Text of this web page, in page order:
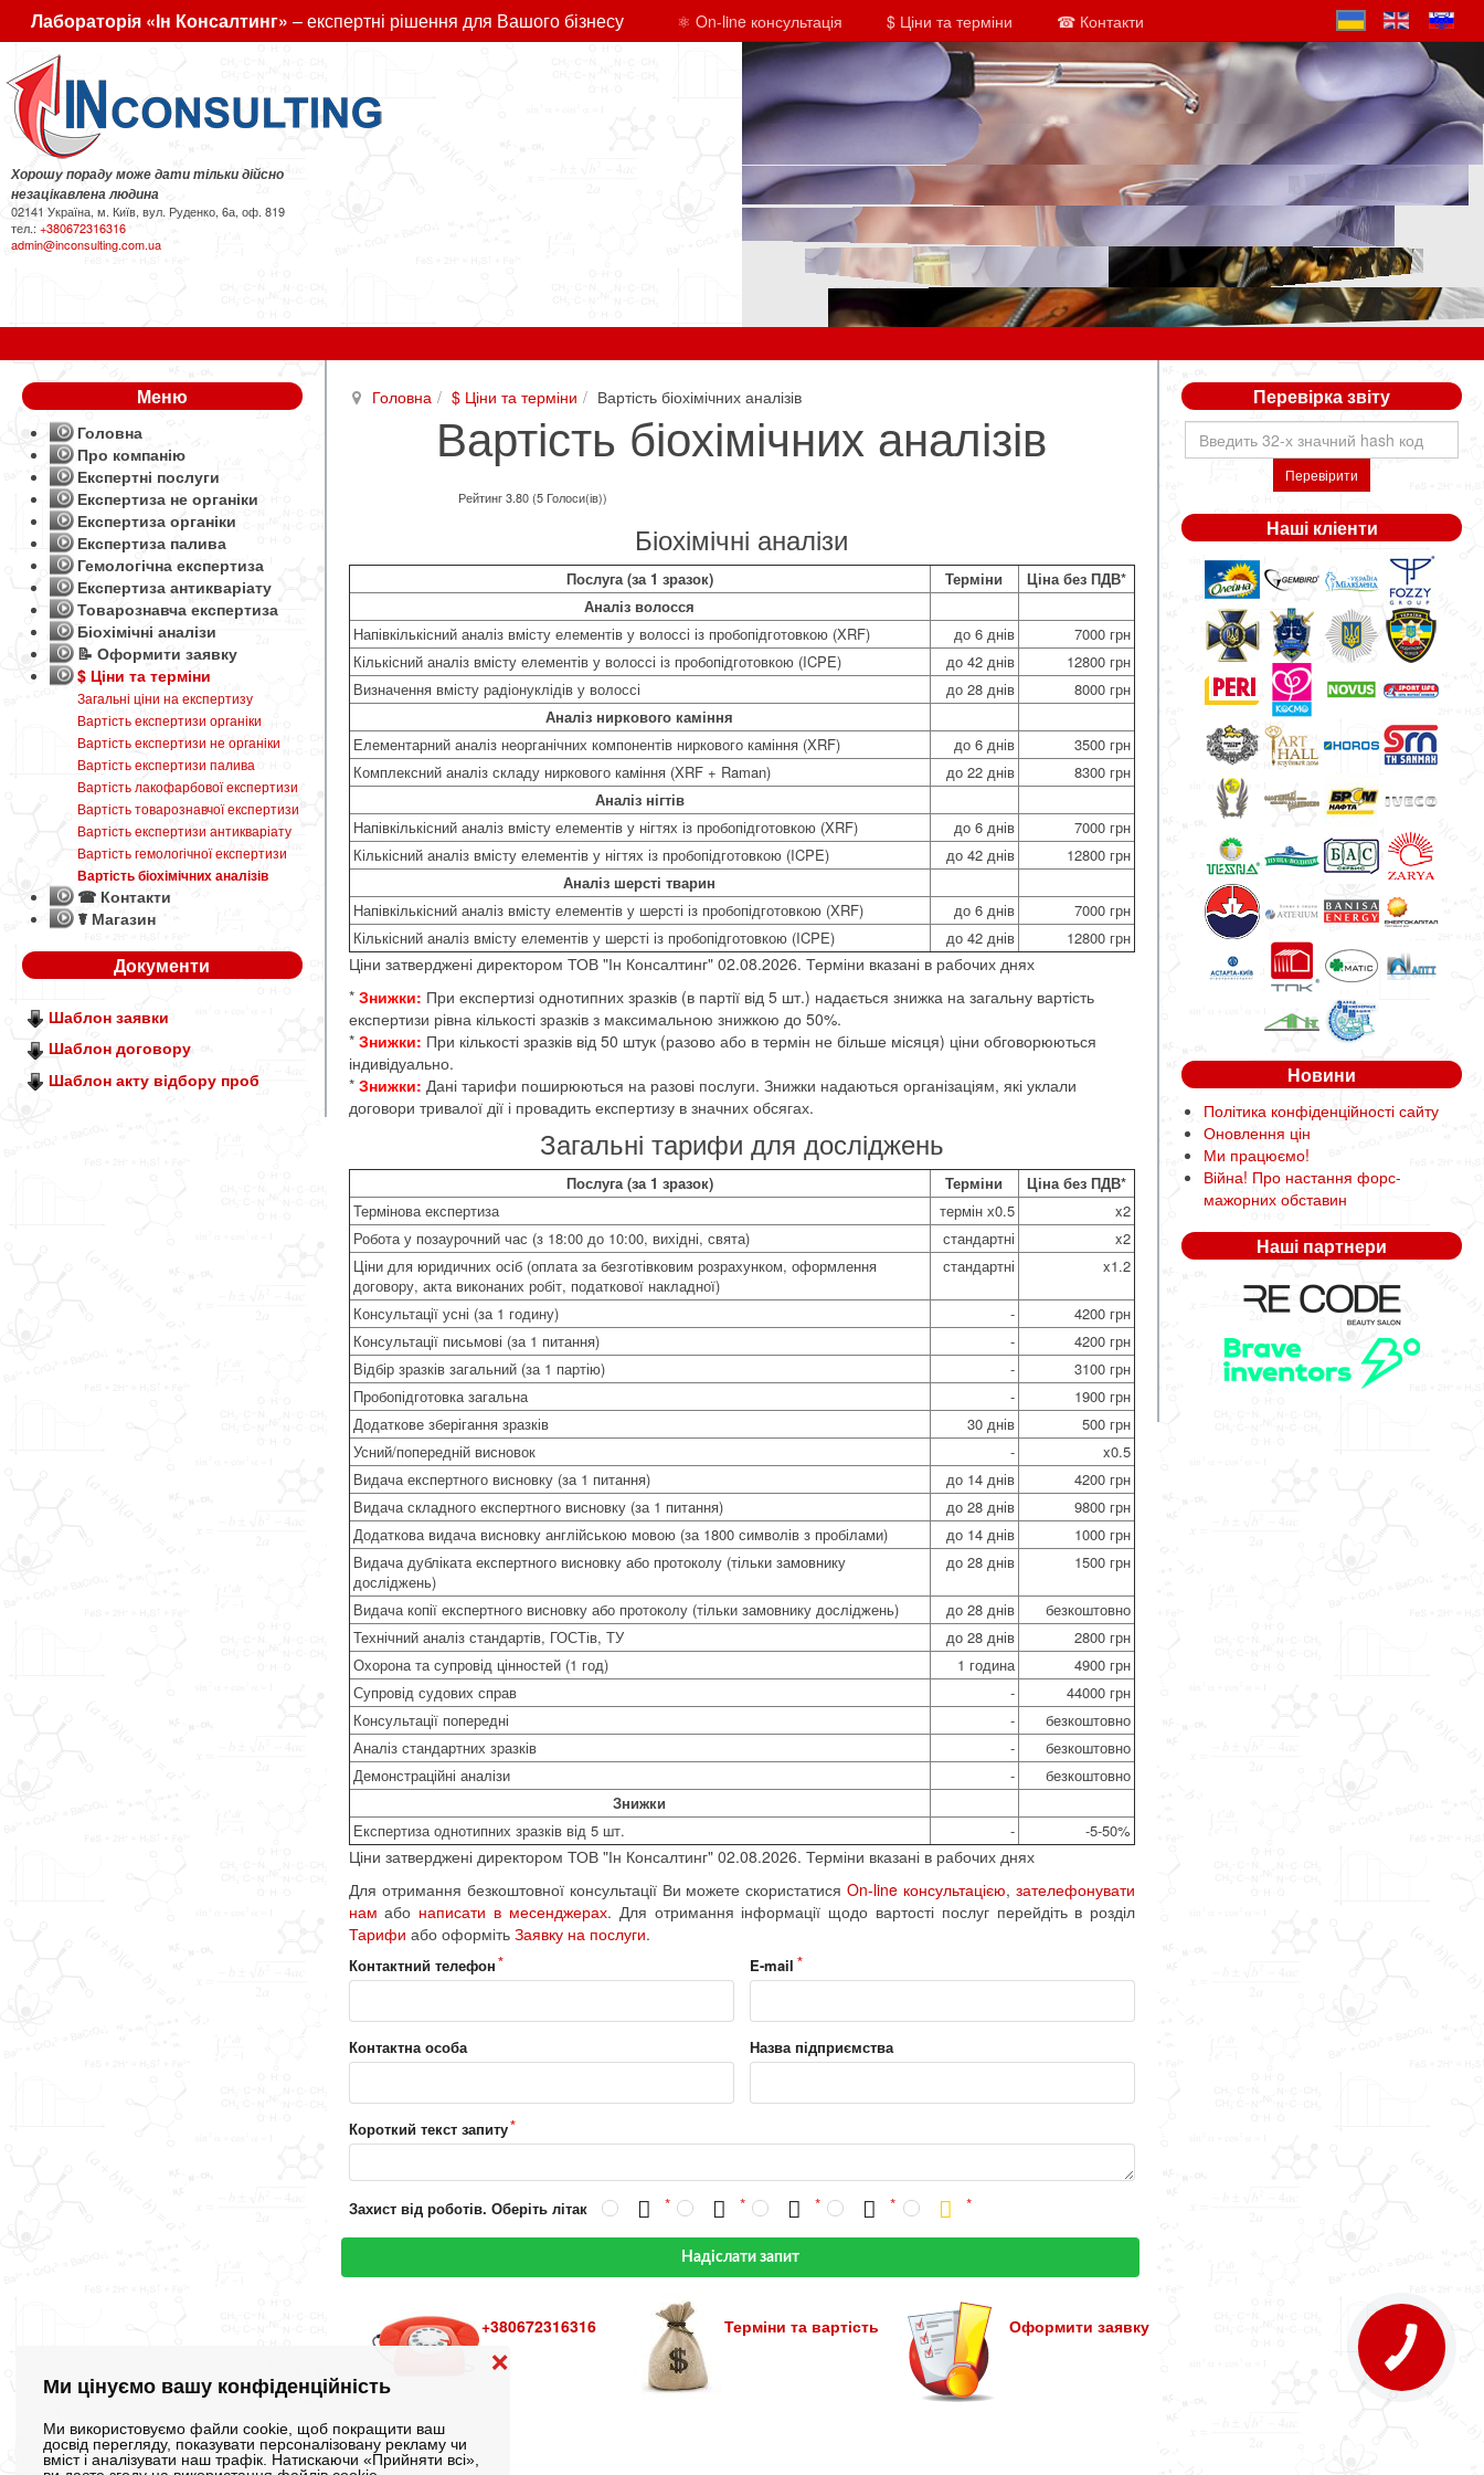
Ми цінуємо вашу конфіденційність
Ми використовуємо файли cookie, щоб покращити ваш
досвід перегляду, показувати персоналізовану рекламу чи
вміст і аналізувати наш трафік. Натискаючи «Прийняти всі»,
❌
Лабораторія «Ін Консалтинг» – експертні рішення для Вашого бізнесу ⚛ On-line консультація $ Ціни та терміни ☎ Контакти
Хорошу пораду може дати тільки дійсно
незацікавлена людина
02141 Україна, м. Київ, вул. Руденко, 6а, оф. 819
тел.:+380672316316
admin@inconsulting.com.ua
Головна $ Ціни та терміни Вартість біохімічних аналізів
Вартість біохімічних аналізів
Рейтинг 3.80 (5 Голоси(ів))
Біохімічні аналізи
Послуга (за 1 зразок) Терміни
Ціна без ПДВ*
Аналіз волосся
Напівкількісний аналіз вмісту елементів у волоссі із пробопідготовкою (XRF)
до 6 днів
7000 грн
Кількісний аналіз вмісту елементів у волоссі із пробопідготовкою (ICPE)
до 42 днів
12800 грн
Визначення вмісту радіонуклідів у волоссі
до 28 днів
8000 грн
Аналіз ниркового каміння
Елементарний аналіз неорганічних компонентів ниркового каміння (XRF)
до 6 днів
3500 грн
Комплексний аналіз складу ниркового каміння (XRF + Raman)
до 22 днів
8300 грн
Аналіз нігтів
Напівкількісний аналіз вмісту елементів у нігтях із пробопідготовкою (XRF)
до 6 днів
7000 грн
Кількісний аналіз вмісту елементів у нігтях із пробопідготовкою (ICPE)
до 42 днів
12800 грн
Аналіз шерсті тварин
Напівкількісний аналіз вмісту елементів у шерсті із пробопідготовкою (XRF)
до 6 днів
7000 грн
Кількісний аналіз вмісту елементів у шерсті із пробопідготовкою (ICPE)
до 42 днів 12800 грн
Ціни затверджені директором ТОВ "Ін Консалтинг" 02.08.2026. Терміни вказані в рабочих днях
* Знижки: При експертизі однотипних зразків (в партії від 5 шт.) надається знижка на загальну вартість
експертизи рівна кількості зразків з максимальною знижкою до 50%.
* Знижки: При кількості зразків від 50 штук (разово або в термін не більше місяця) ціни обговорюються
індивідуально.
* Знижки: Дані тарифи поширюються на разові послуги. Знижки надаються організаціям, які уклали
договори тривалої дії і провадить експертизу в значних обсягах.
Загальні тарифи для досліджень
Послуга (за 1 зразок) Терміни
Ціна без ПДВ*
Термінова експертиза
термін х0.5
x2
Робота у позаурочний час (з 18:00 до 10:00, вихідні, свята)
стандартні
x2
Ціни для юридичних осіб (оплата за безготівковим розрахунком, оформлення
договору, акта виконаних робіт, податкової накладної)
стандартні x1.2
Консультації усні (за 1 годину) -
4200 грн
Консультації письмові (за 1 питання)
-
4200 грн
Відбір зразків загальний (за 1 партію)
-
3100 грн
Пробопідготовка загальна
-
1900 грн
Додаткове зберігання зразків
30 днів
500 грн
Усний/попередній висновок
-
x0.5
Видача експертного висновку (за 1 питання)
до 14 днів
4200 грн
Видача складного експертного висновку (за 1 питання)
до 28 днів
9800 грн
Додаткова видача висновку англійською мовою (за 1800 символів з пробілами)
до 14 днів
1000 грн
Видача дубліката експертного висновку або протоколу (тільки замовнику
досліджень)
до 28 днів 1500 грн
Видача копії експертного висновку або протоколу (тільки замовнику досліджень) до 28 днів
безкоштовно
Технічний аналіз стандартів, ГОСТів, ТУ
до 28 днів
2800 грн
Охорона та супровід цінностей (1 год)
1 година
4900 грн
Супровід судових справ
-
44000 грн
Консультації попередні
-
безкоштовно
Аналіз стандартних зразків
-
безкоштовно
Демонстраційні аналізи
-
безкоштовно
Знижки
Експертиза однотипних зразків від 5 шт.
- -5-50%
Ціни затверджені директором ТОВ "Ін Консалтинг" 02.08.2026. Терміни вказані в рабочих днях
Для отримання безкоштовної консультації Ви можете скористатисяOn-line консультацією,зателефонувати
нам або написати в месенджерах. Для отримання інформації щодо вартості послуг перейдіть в розділ
Тарифи або оформіть Заявку на послуги.
Контактний телефон E-mail
Контактна особа Назва підприємства
Короткий текст запиту
Захист від роботів. Оберіть літак
Надіслати запит
+380672316316 Терміни та вартість Оформити заявку
Меню
Головна
Про компанію
Експертні послуги
Експертиза не органіки
Експертиза органіки
Експертиза палива
Гемологічна експертиза
Експертиза антикваріату
Товарознавча експертиза
Біохімічні аналізи
📝 Оформити заявку
$ Ціни та терміни
Загальні ціни на експертизу
Вартість експертизи органіки
Вартість експертизи не органіки
Вартість експертизи палива
Вартість лакофарбової експертизи
Вартість товарознавчої експертизи
Вартість експертизи антикваріату
Вартість гемологічної експертизи
Вартість біохімічних аналізів
☎ Контакти
☤ Магазин
Документи
Шаблон заявки
Шаблон договору
Шаблон акту відбору проб
Перевірка звіту
Перевірити
Наші кліенти
Новини
Політика конфіденційності сайту
Оновлення цін
Ми працюємо!
Війна! Про настання форс-
мажорних обставин
Наші партнери